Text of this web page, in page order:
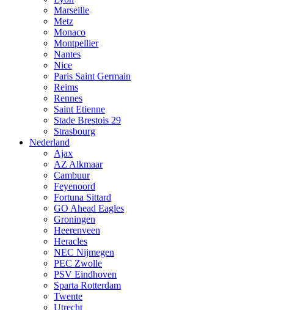
Marseille
Metz
Monaco
Montpellier
Nantes
Nice
Paris Saint Germain
Reims
Rennes
Saint Etienne
Stade Brestois 29
Strasbourg
Nederland
Ajax
AZ Alkmaar
Cambuur
Feyenoord
Fortuna Sittard
GO Ahead Eagles
Groningen
Heerenveen
Heracles
NEC Nijmegen
PEC Zwolle
PSV Eindhoven
Sparta Rotterdam
Twente
Utrecht